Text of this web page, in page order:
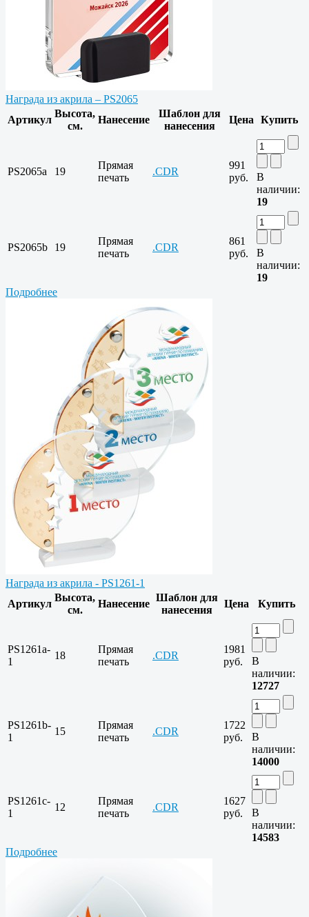
Награда из акрила – PS2065
Артикул
Высота,
см.
Нанесение
Шаблон для
нанесения
Цена Купить
PS2065a 19
Прямая
печать
.CDR
991
руб.
В
наличии:
19
PS2065b 19
Прямая
печать
.CDR
861
руб.
В
наличии:
19
Подробнее
Награда из акрила - PS1261-1
Артикул
Высота,
см.
Нанесение
Шаблон для
нанесения
Цена Купить
PS1261a-
1
18
Прямая
печать
.CDR
1981
руб.
В
наличии:
12727
PS1261b-
1
15
Прямая
печать
.CDR
1722
руб.
В
наличии:
14000
PS1261c-
1
12
Прямая
печать
.CDR
1627
руб.
В
наличии:
14583
Подробнее